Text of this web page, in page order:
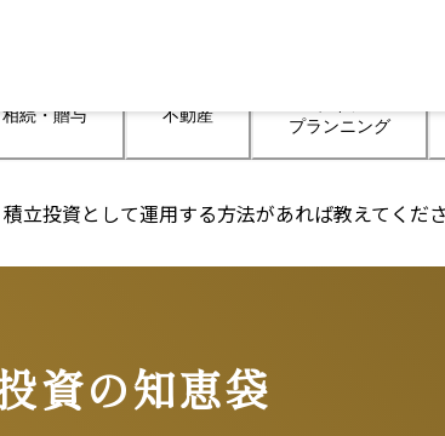
相続・贈与 不動産
プランニング
立投資として運用する方法があれば教えてくださ
資の知恵袋